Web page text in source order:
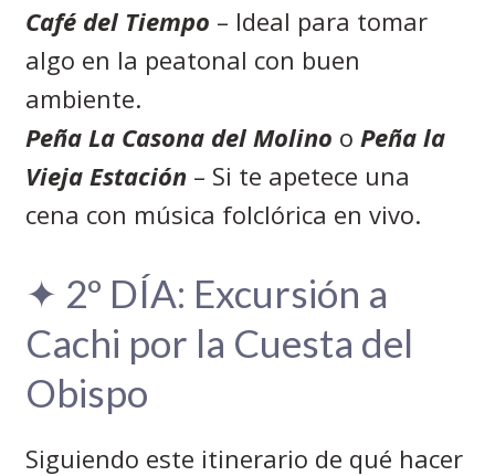
Café del Tiempo – Ideal para tomar
algo en la peatonal con buen
ambiente.
Peña La Casona del Molino o Peña la
Vieja Estación – Si te apetece una
cena con música folclórica en vivo.
✦ 2º DÍA: Excursión a
Cachi por la Cuesta del
Obispo
Siguiendo este itinerario de qué hacer